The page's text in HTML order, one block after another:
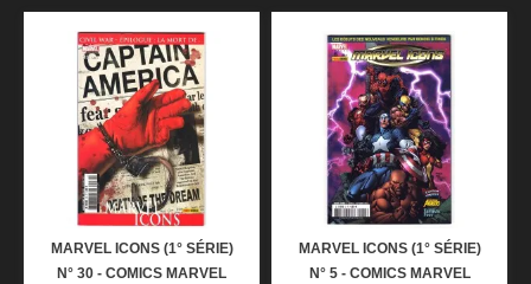
MARVEL ICONS (1° SÉRIE)
N° 30 - COMICS MARVEL
MARVEL ICONS (1° SÉRIE)
N° 5 - COMICS MARVEL